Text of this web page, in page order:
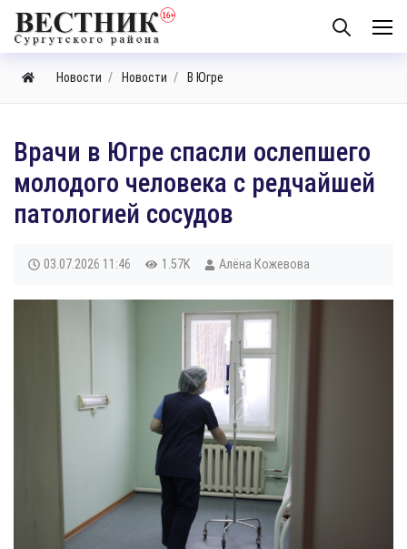
Новости Новости В Югре
Врачи в Югре спасли ослепшего
молодого человека с редчайшей
патологией сосудов
03.07.2026 11:46 1.57K Алёна Кожевова